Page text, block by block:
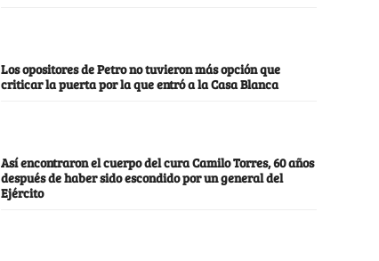
Los opositores de Petro no tuvieron más opción que
criticar la puerta por la que entró a la Casa Blanca
Así encontraron el cuerpo del cura Camilo Torres, 60 años
después de haber sido escondido por un general del
Ejército